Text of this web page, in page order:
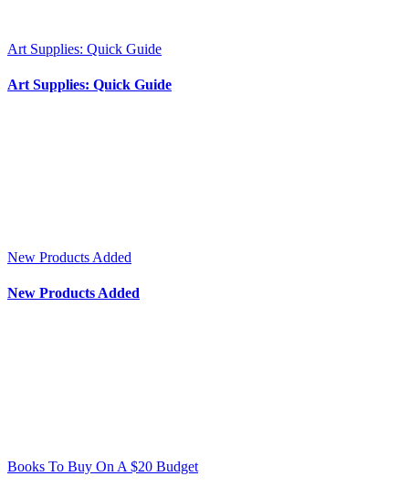
Art Supplies: Quick Guide
Art Supplies: Quick Guide
New Products Added
New Products Added
Books To Buy On A $20 Budget